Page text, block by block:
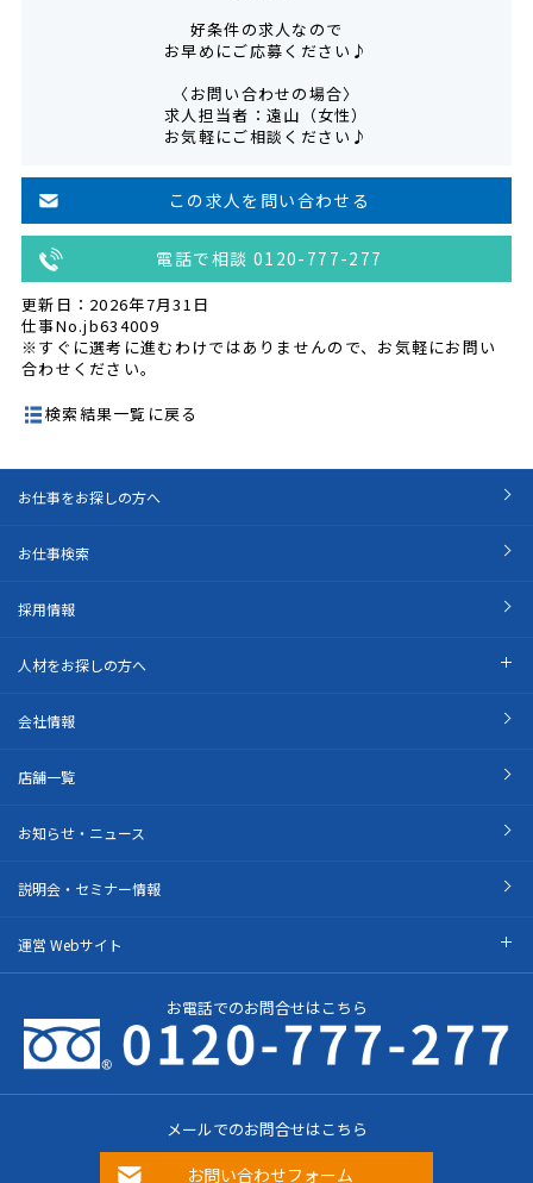
好条件の求人なので
お早めにご応募ください♪
〈お問い合わせの場合〉
求人担当者：遠山（女性）
お気軽にご相談ください♪
この求人を問い合わせる
電話で相談 0120-777-277
更新日：2026年7月31日
仕事No.jb634009
※すぐに選考に進むわけではありませんので、お気軽にお問い
合わせください。
検索結果一覧に戻る
お仕事をお探しの方へ
お仕事検索
採用情報
人材をお探しの方へ
会社情報
店舗一覧
お知らせ・ニュース
説明会・セミナー情報
運営 Webサイト
お電話でのお問合せはこちら
メールでのお問合せはこちら
お問い合わせフォーム